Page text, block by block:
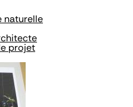
naturelle
projet